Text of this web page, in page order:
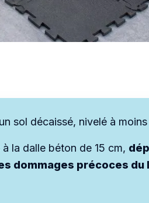
sol décaissé, nivelé à
la dalle béton de 15 cm,
dommages précoces du